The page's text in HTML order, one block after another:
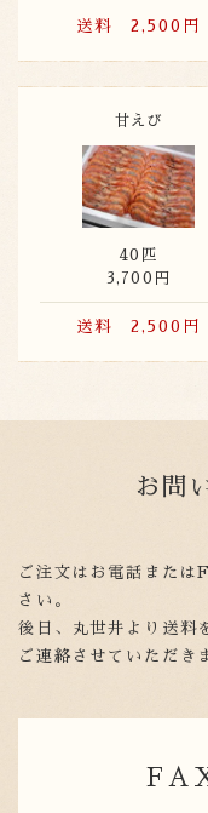
送料 2,500円
甘えび
40匹
3,700円
送料 2,500円
お問
ご注文はお電話また
さい。
後日、丸世井より送料
ご連絡させていただき